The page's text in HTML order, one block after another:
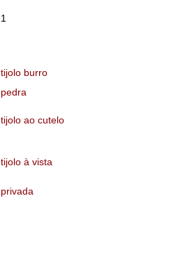
1
tijolo burro
pedra
tijolo ao cutelo
tijolo à vista
privada